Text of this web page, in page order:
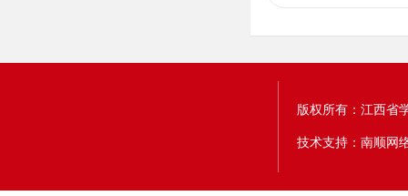
版权所有：江西省
技术支持：南顺网